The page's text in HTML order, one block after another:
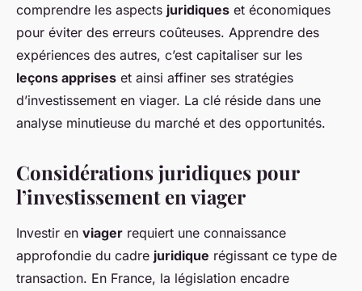
comprendre les aspects juridiques et économiques
pour éviter des erreurs coûteuses. Apprendre des
expériences des autres, c’est capitaliser sur les
leçons apprises et ainsi affiner ses stratégies
d’investissement en viager. La clé réside dans une
analyse minutieuse du marché et des opportunités.
Considérations juridiques pour
l’investissement en viager
Investir en viager requiert une connaissance
approfondie du cadre juridique régissant ce type de
transaction. En France, la législation encadre